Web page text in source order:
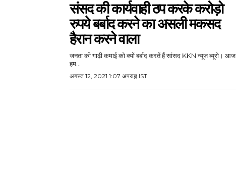
संसद की कार्यवाही ठप करके करोड़ो
रुपये बर्बाद करने का असली मकसद
हैरान करने वाला
जनता की गाढ़ी कमाई को क्यों बर्बाद करतें हैं सांसद KKN न्यूज ब्यूरो। आज
हम...
अगस्त 12, 2021 1:07 अपराह्न IST